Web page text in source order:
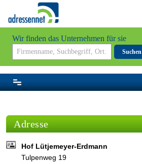
Wir finden das Unternehmen für sie
Suchen
Adresse
Hof Lütjemeyer-Erdmann
Tulpenweg 19